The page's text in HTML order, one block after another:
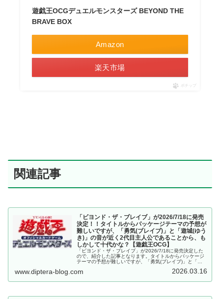
遊戯王OCGデュエルモンスターズ BEYOND THE
BRAVE BOX
Amazon
楽天市場
ポチップ
関連記事
「ビヨンド・ザ・ブレイブ」が2026/7/18に発売
決定！！タイトルからパッケージテーマの予想が
難しいですが、「勇気(ブレイブ)」と「遊城(ゆう
き)」の音が近く2代目主人公であることから、も
しかして十代かな？【遊戯王OCG】
「ビヨンド・ザ・ブレイブ」が2026/7/18に発売決定した
ので、紹介した記事となります。タイトルからパッケージ
テーマの予想が難しいですが、「勇気(ブレイブ)」と「遊
かして十代かな？【遊戯王OCG】
www.diptera-blog.com 2026.03.16